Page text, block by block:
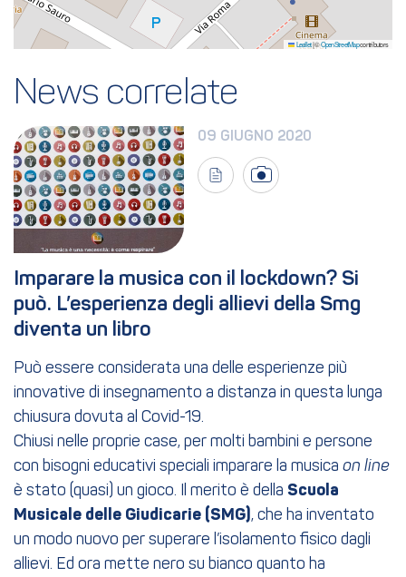
Leaflet|©OpenStreetMapcontributors
News correlate
09 GIUGNO 2020
Imparare la musica con il lockdown? Si
può. L’esperienza degli allievi della Smg
diventa un libro
Può essere considerata una delle esperienze più
innovative di insegnamento a distanza in questa lunga
chiusura dovuta al Covid-19.
Chiusi nelle proprie case, per molti bambini e persone
con bisogni educativi speciali imparare la musica on line
è stato (quasi) un gioco. Il merito è della Scuola
Musicale delle Giudicarie (SMG), che ha inventato
un modo nuovo per superare l’isolamento fisico dagli
allievi. Ed ora mette nero su bianco quanto ha